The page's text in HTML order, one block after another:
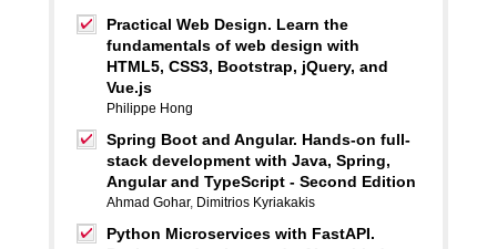
Practical Web Design. Learn the
fundamentals of web design with
HTML5, CSS3, Bootstrap, jQuery, and
Vue.js
Philippe Hong
Spring Boot and Angular. Hands-on full-
stack development with Java, Spring,
Angular and TypeScript - Second Edition
Ahmad Gohar, Dimitrios Kyriakakis
Python Microservices with FastAPI.